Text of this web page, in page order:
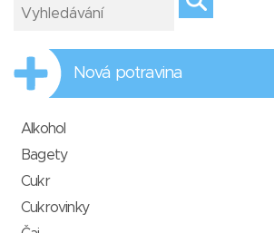
Nová potravina
Alkohol
Bagety
Cukr
Cukrovinky